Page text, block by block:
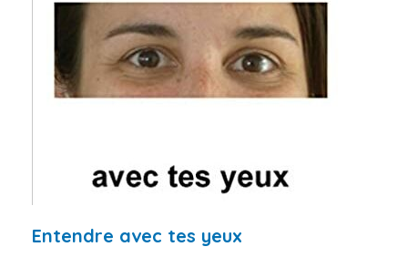
Entendre avec tes yeux